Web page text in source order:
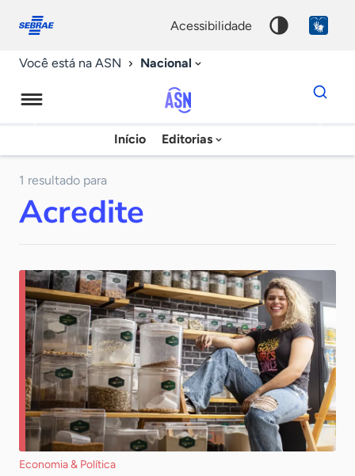
conosco
acessibilidade
Você está na ASN Nacional
Agência
Sebrae
Início Editorias
Dados
para
chave
1 resultado para
Acredite
Economia & Política